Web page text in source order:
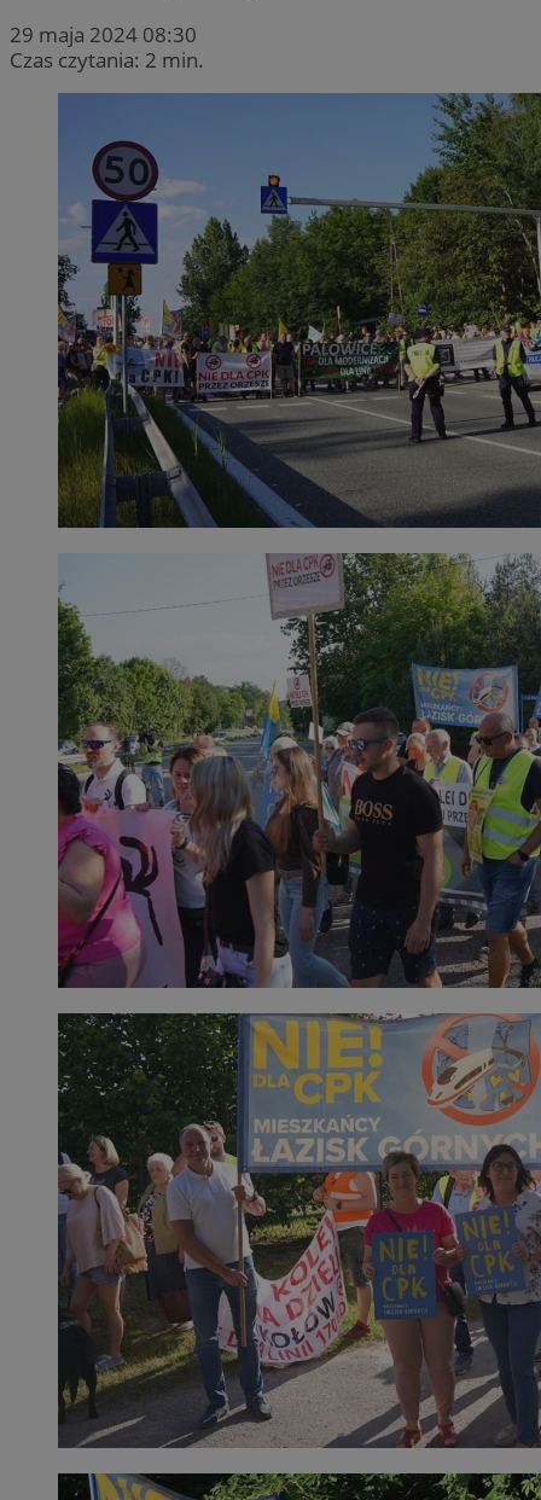
29 maja 2024 08:30
Czas czytania: 2 min.